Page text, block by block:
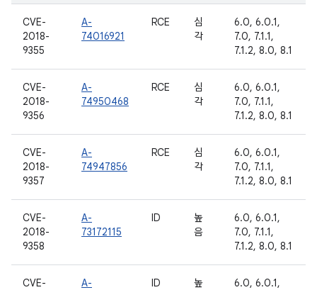
CVE-
2018-
9355
A-
74016921
RCE
심
각
6.0, 6.0.1,
7.0, 7.1.1,
7.1.2, 8.0, 8.1
CVE-
2018-
9356
A-
74950468
RCE
심
각
6.0, 6.0.1,
7.0, 7.1.1,
7.1.2, 8.0, 8.1
CVE-
2018-
9357
A-
74947856
RCE
심
각
6.0, 6.0.1,
7.0, 7.1.1,
7.1.2, 8.0, 8.1
CVE-
2018-
9358
A-
73172115
ID
높
음
6.0, 6.0.1,
7.0, 7.1.1,
7.1.2, 8.0, 8.1
CVE-
A-
ID
높
6.0, 6.0.1,